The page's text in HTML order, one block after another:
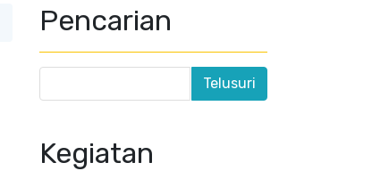
Pencarian
Kegiatan